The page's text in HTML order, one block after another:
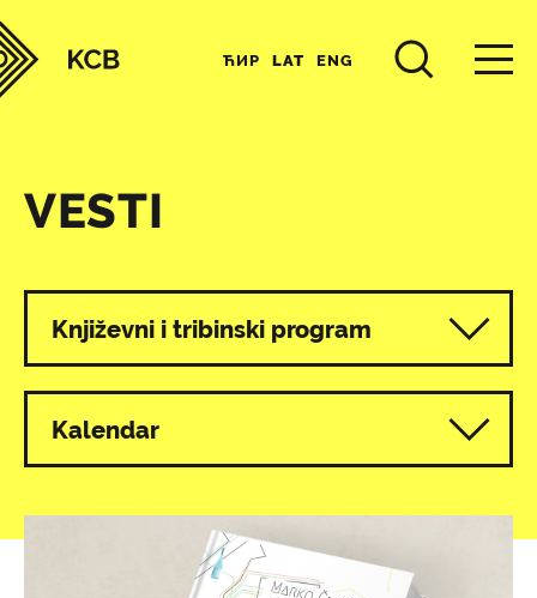
ЋИР LAT ENG
VESTI
Svi programi
Književni i tribinski program
Kalendar